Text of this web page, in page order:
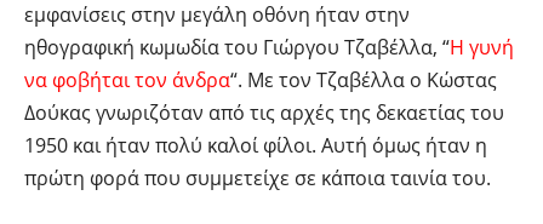
εμφανίσεις στην μεγάλη οθόνη ήταν στην
ηθογραφική κωμωδία του Γιώργου Τζαβέλλα, “Η γυνή
να φοβήται τον άνδρα“. Με τον Τζαβέλλα ο Κώστας
Δούκας γνωριζόταν από τις αρχές της δεκαετίας του
1950 και ήταν πολύ καλοί φίλοι. Αυτή όμως ήταν η
πρώτη φορά που συμμετείχε σε κάποια ταινία του.